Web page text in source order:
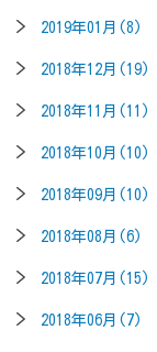
2019年01月(8)
2018年12月(19)
2018年11月(11)
2018年10月(10)
2018年09月(10)
2018年08月(6)
2018年07月(15)
2018年06月(7)